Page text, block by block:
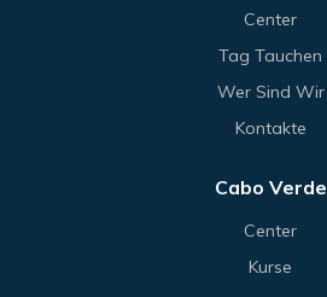
Center
Tag Tauchen
Wer Sind Wir
Kontakte
Cabo Verde
Center
Kurse